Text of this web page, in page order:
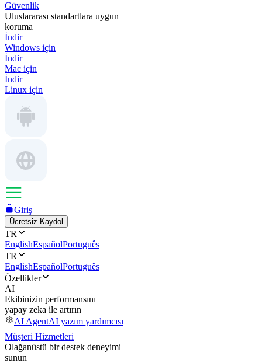
Güvenlik
Uluslararası standartlara uygun
koruma
İndir
Windows için
İndir
Mac için
İndir
Linux için
Giriş
Ücretsiz Kaydol
TR
EnglishEspañolPortuguês
TR
EnglishEspañolPortuguês
Özellikler
AI
Ekibinizin performansını
yapay zeka ile artırın
AI AgentAI yazım yardımcısı
Müşteri Hizmetleri
Olağanüstü bir destek deneyimi
sunun